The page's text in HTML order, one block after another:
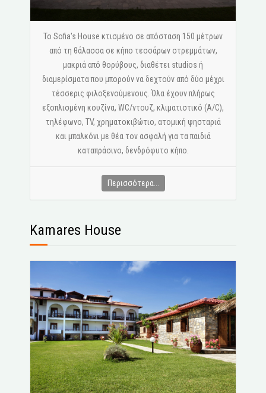
Το Sofia's House κτισμένο σε απόσταση 150 μέτρων
από τη θάλασσα σε κήπο τεσσάρων στρεμμάτων,
μακριά από θορύβους, διαθέτει studios ή
διαμερίσματα που μπορούν να δεχτούν από δύο μέχρι
τέσσερις φιλοξενούμενους. Όλα έχουν πλήρως
εξοπλισμένη κουζίνα, WC/ντουζ, κλιματιστικό (A/C),
τηλέφωνο, ΤV, χρηματοκιβώτιο, ατομική ψησταριά
και μπαλκόνι με θέα τον ασφαλή για τα παιδιά
καταπράσινο, δενδρόφυτο κήπο.
Περισσότερα...
Kamares House